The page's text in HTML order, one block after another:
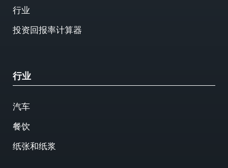
行业
投资回报率计算器
行业
汽车
餐饮
纸张和纸浆